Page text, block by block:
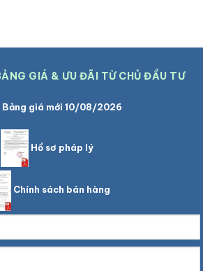
GIÁ & ƯU ĐÃI TỪ CHỦ ĐẦU TƯ
Bảng giá mới 10/08/2026
Hồ sơ pháp lý
Chính sách bán hàng